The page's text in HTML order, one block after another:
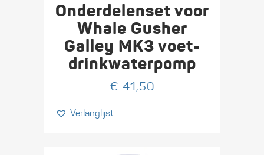
Onderdelenset voor
Whale Gusher
Galley MK3 voet-
drinkwaterpomp
€ 41,50
Verlanglijst